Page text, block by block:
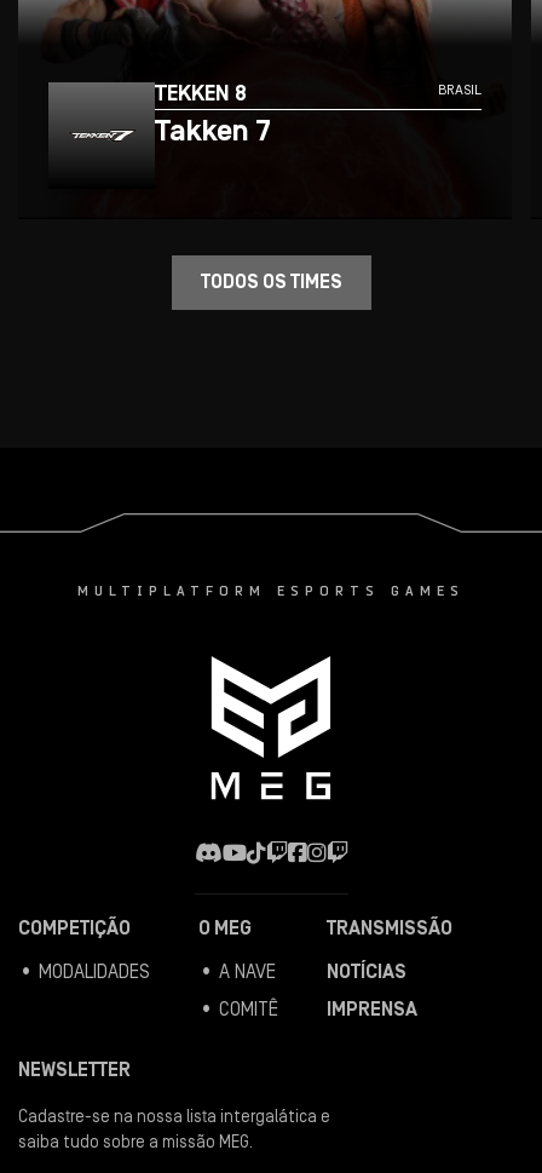
TEKKEN 8 BRASIL
Takken 7
TODOS OS TIMES
MULTIPLATFORM ESPORTS GAMES
COMPETIÇÃO
• MODALIDADES
O MEG
• A NAVE
• COMITÊ
TRANSMISSÃO
NOTÍCIAS
IMPRENSA
NEWSLETTER
Cadastre-se na nossa lista intergalática e
saiba tudo sobre a missão MEG.